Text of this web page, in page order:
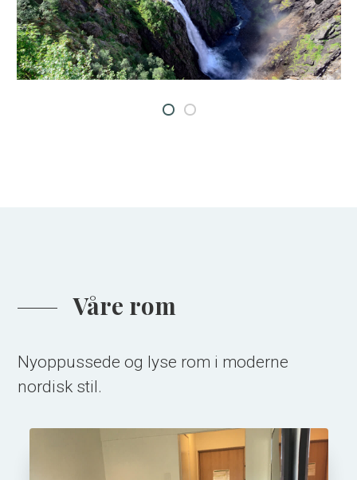
Pre
viou
s
Nex
t
Våre rom
Nyoppussede og lyse rom i moderne
nordisk stil.